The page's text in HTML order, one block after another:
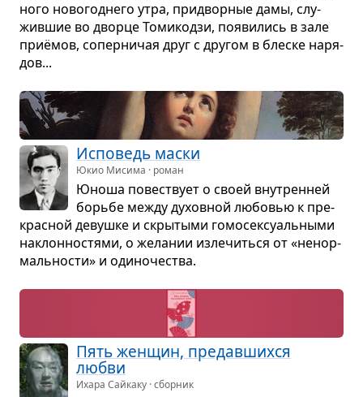
ного ново­год­него утра, при­двор­ные дамы, слу­
жив­шие во дворце Томи­кодзи, появи­лись в зале
приёмов, сопер­ни­чая друг с дру­гом в блеске наря­
дов...
Испо­ведь маски
Юкио Мисима · роман
Юноша повест­вует о своей вну­трен­ней
борьбе между духов­ной любо­вью к пре­
крас­ной девушке и скры­тыми гомо­сек­­су­аль­ными
наклон­но­стями, о жела­нии изле­читься от «ненор­
маль­но­сти» и оди­но­че­ства.
Пять жен­щин, пре­дав­шихся
любви
Ихара Сайкаку · сборник